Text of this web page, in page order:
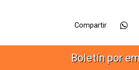
Compartir
Boletín por